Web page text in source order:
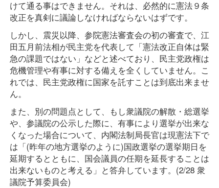
けて通る事はできません。それは、必然的に憲法９条
改正を真剣に議論しなければならないはずです。
しかし、震災以降、参院憲法審査会の初の審査で、江
田五月前法相が民主党を代表して「憲法改正自体は緊
急の課題ではない」などと述べており、民主党政権は
危機管理や有事に対する備えを全くしていません。こ
れでは、民主党政権に国家を託すことは到底出来ませ
ん。
また、別の問題点として、もし衆議院の解散・総選挙
や、参議院の公示した際に、有事により選挙が出来な
くなった場合について、内閣法制局長官は現憲法下で
は「(昨年の地方選挙のように)国政選挙の選挙期日を
延期するとともに、国会議員の任期を延長することは
出来ないものと考える」と答弁しています。(2/28 衆
議院予算委員会)